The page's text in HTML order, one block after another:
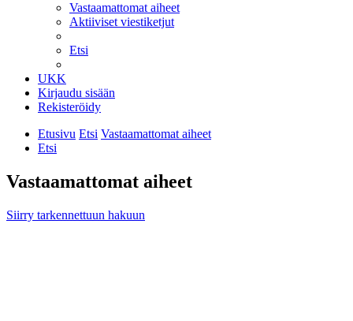
Vastaamattomat aiheet
Aktiiviset viestiketjut
Etsi
UKK
Kirjaudu sisään
Rekisteröidy
Etusivu Etsi Vastaamattomat aiheet
Etsi
Vastaamattomat aiheet
Siirry tarkennettuun hakuun